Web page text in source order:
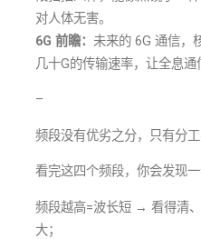
对人体无害。
6G 前瞻： 未来的 6G 通信，
几十G的传输速率，让全息通
–
频段没有优劣之分，只有分工
看完这四个频段，你会发现一
频段越高=波长短 → 看得清
大；